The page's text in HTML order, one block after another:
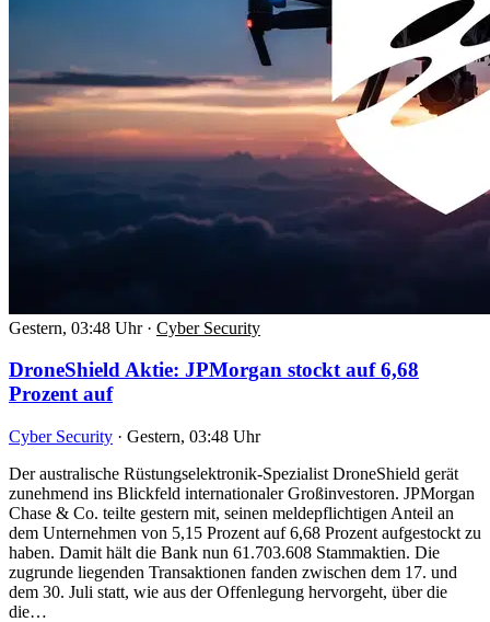
Gestern, 03:48 Uhr · Cyber Security
DroneShield Aktie: JPMorgan stockt auf 6,68
Prozent auf
Cyber Security · Gestern, 03:48 Uhr
Der australische Rüstungselektronik-Spezialist DroneShield gerät
zunehmend ins Blickfeld internationaler Großinvestoren. JPMorgan
Chase & Co. teilte gestern mit, seinen meldepflichtigen Anteil an
dem Unternehmen von 5,15 Prozent auf 6,68 Prozent aufgestockt zu
haben. Damit hält die Bank nun 61.703.608 Stammaktien. Die
zugrunde liegenden Transaktionen fanden zwischen dem 17. und
dem 30. Juli statt, wie aus der Offenlegung hervorgeht, über die
die…